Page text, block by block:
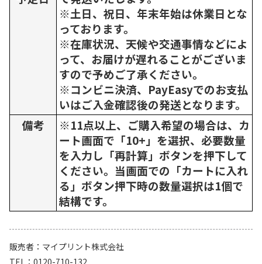
※土日、祝日、年末年始は休業日とな
っております。
※在庫状況、天候や交通事情などによ
って、お届けが遅れることがございま
すので予めご了承ください。
※コンビニ決済、PayEasyでのお支払
いはご入金確認後の発送となります。
備考
※11点以上、ご購入希望の場合は、カ
ート画面で「10+」を選択、必要数量
を入力し「再計算」ボタンを押下して
ください。当画面での「カートに入れ
る」ボタン押下時の数量選択は1個で
結構です。
販売者
マイプリント株式会社
TEL
0120-710-132